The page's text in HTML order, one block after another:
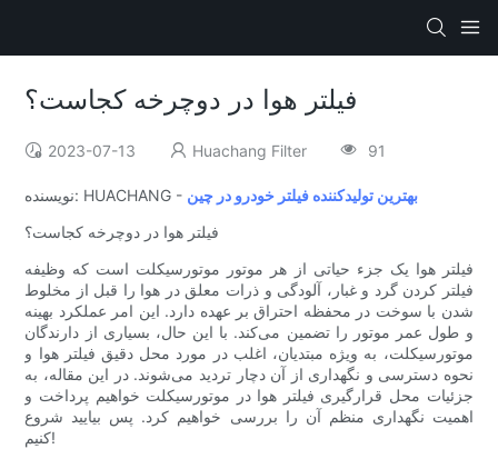
فیلتر هوا در دوچرخه کجاست؟
2023-07-13 Huachang Filter 91
نویسنده: HUACHANG - بهترین تولیدکننده فیلتر خودرو در چین
فیلتر هوا در دوچرخه کجاست؟
فیلتر هوا یک جزء حیاتی از هر موتور موتورسیکلت است که وظیفه
فیلتر کردن گرد و غبار، آلودگی و ذرات معلق در هوا را قبل از مخلوط
شدن با سوخت در محفظه احتراق بر عهده دارد. این امر عملکرد بهینه
و طول عمر موتور را تضمین می‌کند. با این حال، بسیاری از دارندگان
موتورسیکلت، به ویژه مبتدیان، اغلب در مورد محل دقیق فیلتر هوا و
نحوه دسترسی و نگهداری از آن دچار تردید می‌شوند. در این مقاله، به
جزئیات محل قرارگیری فیلتر هوا در موتورسیکلت خواهیم پرداخت و
اهمیت نگهداری منظم آن را بررسی خواهیم کرد. پس بیایید شروع
کنیم!